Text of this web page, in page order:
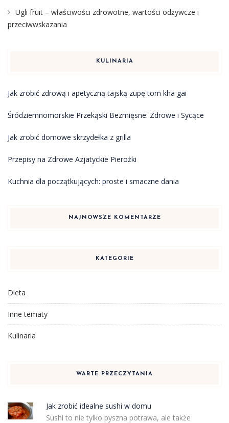
Ugli fruit – właściwości zdrowotne, wartości odżywcze i
przeciwwskazania
KULINARIA
Jak zrobić zdrową i apetyczną tajską zupę tom kha gai
Śródziemnomorskie Przekąski Bezmięsne: Zdrowe i Sycące
Jak zrobić domowe skrzydełka z grilla
Przepisy na Zdrowe Azjatyckie Pierożki
Kuchnia dla początkujących: proste i smaczne dania
NAJNOWSZE KOMENTARZE
KATEGORIE
Dieta
Inne tematy
Kulinaria
WARTE PRZECZYTANIA
Jak zrobić idealne sushi w domu
Sushi to nie tylko pyszna potrawa, ale także